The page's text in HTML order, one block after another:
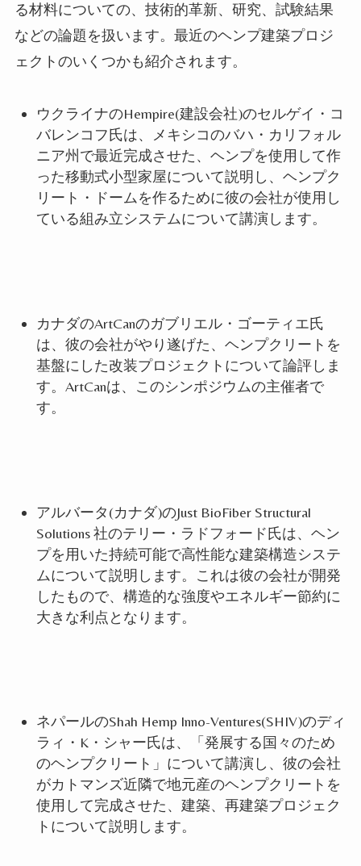
る材料についての、技術的革新、研究、試験結果
などの論題を扱います。最近のヘンプ建築プロジ
ェクトのいくつかも紹介されます。
ウクライナのHempire(建設会社)のセルゲイ ・コ
バレンコフ氏は、メキシコのバハ・カリフォル
ニア州で最近完成させた、 ヘンプを使用して作
った移動式小型家屋について説明し、ヘンプク
リート・ドームを作るために彼の会社が使用し
ている組み立システムについて講演 します。
カナダのArtCanのガブリエル・ゴーティエ氏
は、 彼の会社がやり遂げた、ヘンプクリートを
基盤にした改装プロジェクトについて論評しま
す。 ArtCanは、このシンポジウムの主催者で
す。
アルバータ(カナダ)のJust BioFiber Structural
Solutions 社のテリー・ラドフォード氏は、 ヘン
プを用いた持続可能で高性能な建築構造システ
ムについて説明 します。これは彼の会社が開発
したもので、構造的な強度やエネルギー節約に
大きな利点とな ります。
ネパールのShah Hemp Inno-Ventures(SHIV)のディ
ラィ・K・シャー氏は、「発展する国々のため
のヘンプクリート」について講演し、彼の会社
がカトマンズ近隣で地元産のヘンプクリートを
使用して完成させた、建築、再建築プロジェク
トについて説明 します。